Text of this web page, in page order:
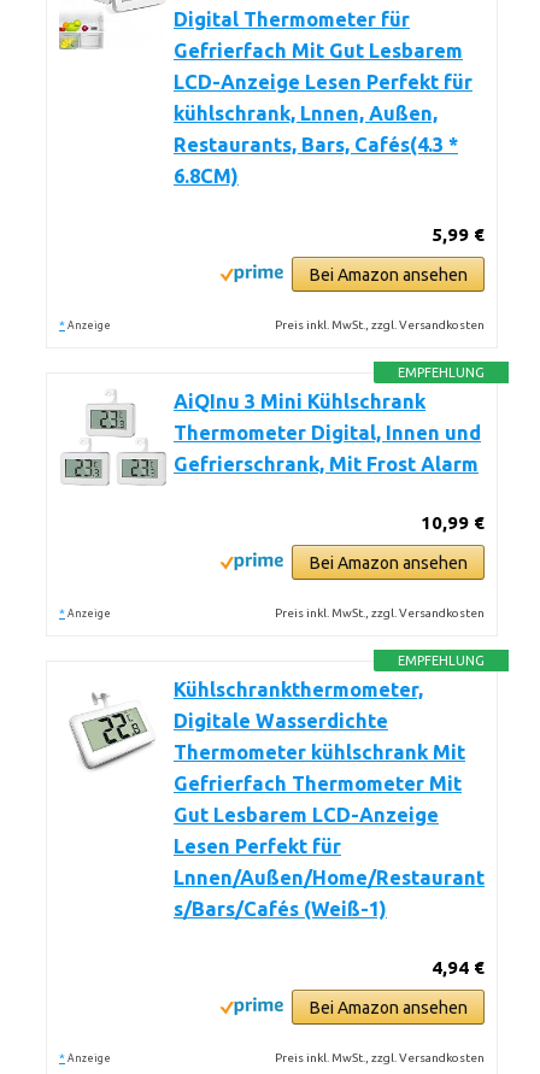
Digital Thermometer für
Gefrierfach Mit Gut Lesbarem
LCD-Anzeige Lesen Perfekt für
kühlschrank, Lnnen, Außen,
Restaurants, Bars, Cafés(4.3 *
6.8CM)
5,99 €
Bei Amazon ansehen
* Anzeige Preis inkl. MwSt., zzgl. Versandkosten
EMPFEHLUNG
AiQInu 3 Mini Kühlschrank
Thermometer Digital, Innen und
Gefrierschrank, Mit Frost Alarm
10,99 €
Bei Amazon ansehen
* Anzeige Preis inkl. MwSt., zzgl. Versandkosten
EMPFEHLUNG
Kühlschrankthermometer,
Digitale Wasserdichte
Thermometer kühlschrank Mit
Gefrierfach Thermometer Mit
Gut Lesbarem LCD-Anzeige
Lesen Perfekt für
Lnnen/Außen/Home/Restaurant
s/Bars/Cafés (Weiß-1)
4,94 €
Bei Amazon ansehen
* Anzeige Preis inkl. MwSt., zzgl. Versandkosten